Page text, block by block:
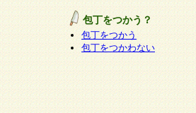
包丁をつかう？
包丁をつかう
包丁をつかわない